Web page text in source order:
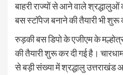
बाहरी राज्यों से आने वाले
बस स्टॉपेज बनाने की तैयारी भी शुरू
रुड़की बस डिपो के एजीएम के
की तैयारी शुरू कर दी गई है। चारधाम
से बड़ी संख्या में श्रद्धालु